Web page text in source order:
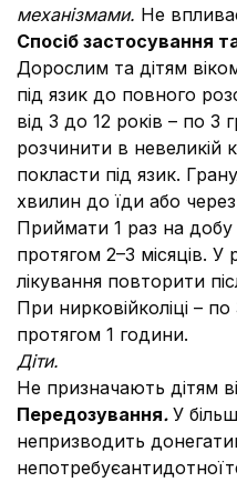
механізмами. Не
Спосіб застосування
Дорослим та дітям
під язик до повного
від 3 до 12 років – по 3
розчинити в невеликій
покласти під язик.
хвилин до їди або через
Приймати 1 раз на
протягом 2–3 місяців. У
лікування повторити
При нирковійколіці – по
протягом 1 години.
Діти.
Не призначають дітям
Передозування. У
непризводить